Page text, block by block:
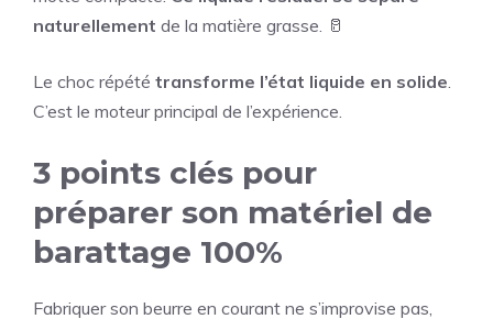
naturellement de la matière grasse. 🥛
Le choc répété transforme l’état liquide en solide.
C’est le moteur principal de l’expérience.
3 points clés pour
préparer son matériel de
barattage 100%
Fabriquer son beurre en courant ne s’improvise pas,